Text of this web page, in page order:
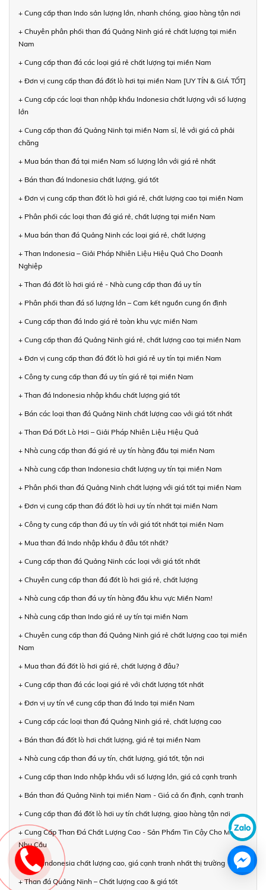
+ Cung cấp than Indo sản lượng lớn, nhanh chóng, giao hàng tận nơi
+ Chuyên phân phối than đá Quảng Ninh giá rẻ chất lượng tại miền
Nam
+ Cung cấp than đá các loại giá rẻ chất lượng tại miền Nam
+ Đơn vị cung cấp than đá đốt lò hơi tại miền Nam [UY TÍN & GIÁ TỐT]
+ Cung cấp các loại than nhập khẩu Indonesia chất lượng với số lượng
lớn
+ Cung cấp than đá Quảng Ninh tại miền Nam sỉ, lẻ với giá cả phải
chăng
+ Mua bán than đá tại miền Nam số lượng lớn với giá rẻ nhất
+ Bán than đá Indonesia chất lượng, giá tốt
+ Đơn vị cung cấp than đốt lò hơi giá rẻ, chất lượng cao tại miền Nam
+ Phân phối các loại than đá giá rẻ, chất lượng tại miền Nam
+ Mua bán than đá Quảng Ninh các loại giá rẻ, chất lượng
+ Than Indonesia – Giải Pháp Nhiên Liệu Hiệu Quả Cho Doanh
Nghiệp
+ Than đá đốt lò hơi giá rẻ - Nhà cung cấp than đá uy tín
+ Phân phối than đá số lượng lớn – Cam kết nguồn cung ổn định
+ Cung cấp than đá Indo giá rẻ toàn khu vực miền Nam
+ Cung cấp than đá Quảng Ninh giá rẻ, chất lượng cao tại miền Nam
+ Đơn vị cung cấp than đá đốt lò hơi giá rẻ uy tín tại miền Nam
+ Công ty cung cấp than đá uy tín giá rẻ tại miền Nam
+ Than đá Indonesia nhập khẩu chất lượng giá tốt
+ Bán các loại than đá Quảng Ninh chất lượng cao với giá tốt nhất
+ Than Đá Đốt Lò Hơi – Giải Pháp Nhiên Liệu Hiệu Quả
+ Nhà cung cấp than đá giá rẻ uy tín hàng đầu tại miền Nam
+ Nhà cung cấp than Indonesia chất lượng uy tín tại miền Nam
+ Phân phối than đá Quảng Ninh chất lượng với giá tốt tại miền Nam
+ Đơn vị cung cấp than đá đốt lò hơi uy tín nhất tại miền Nam
+ Công ty cung cấp than đá uy tín với giá tốt nhất tại miền Nam
+ Mua than đá Indo nhập khẩu ở đâu tốt nhất?
+ Cung cấp than đá Quảng Ninh các loại với giá tốt nhất
+ Chuyên cung cấp than đá đốt lò hơi giá rẻ, chất lượng
+ Nhà cung cấp than đá uy tín hàng đầu khu vực Miền Nam!
+ Nhà cung cấp than Indo giá rẻ uy tín tại miền Nam
+ Chuyên cung cấp than đá Quảng Ninh giá rẻ chất lượng cao tại miền
Nam
+ Mua than đá đốt lò hơi giá rẻ, chất lượng ở đâu?
+ Cung cấp than đá các loại giá rẻ với chất lượng tốt nhất
+ Đơn vị uy tín về cung cấp than đá Indo tại miền Nam
+ Cung cấp các loại than đá Quảng Ninh giá rẻ, chất lượng cao
+ Bán than đá đốt lò hơi chất lượng, giá rẻ tại miền Nam
+ Nhà cung cấp than đá uy tín, chất lượng, giá tốt, tận nơi
+ Cung cấp than Indo nhập khẩu với số lượng lớn, giá cả cạnh tranh
+ Bán than đá Quảng Ninh tại miền Nam - Giá cả ổn định, cạnh tranh
+ Cung cấp than đá đốt lò hơi uy tín chất lượng, giao hàng tận nơi
+ Cung Cấp Than Đá Chất Lượng Cao - Sản Phẩm Tin Cậy Cho Mọi
Nhu Cầu
+ Than Indonesia chất lượng cao, giá cạnh tranh nhất thị trường
+ Than đá Quảng Ninh – Chất lượng cao & giá tốt